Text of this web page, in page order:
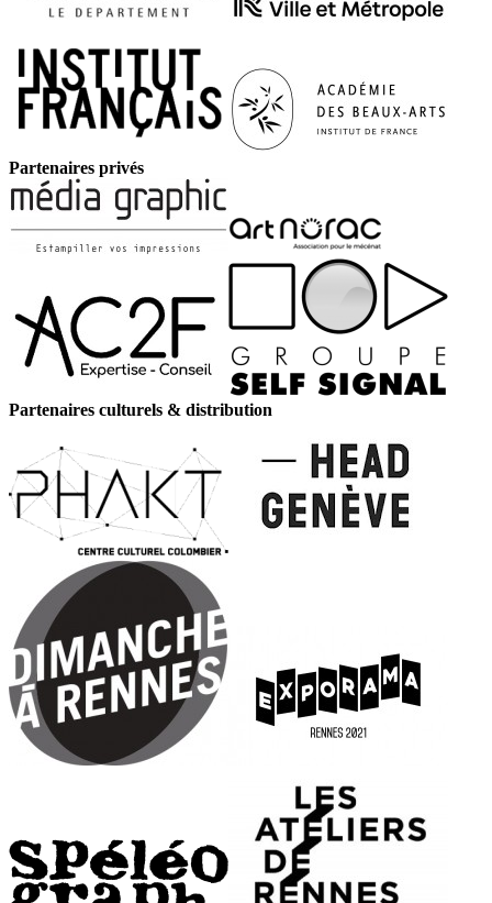
Partenaires privés
Partenaires culturels & distribution